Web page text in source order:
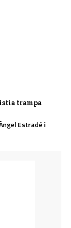
trampa
Estradé i